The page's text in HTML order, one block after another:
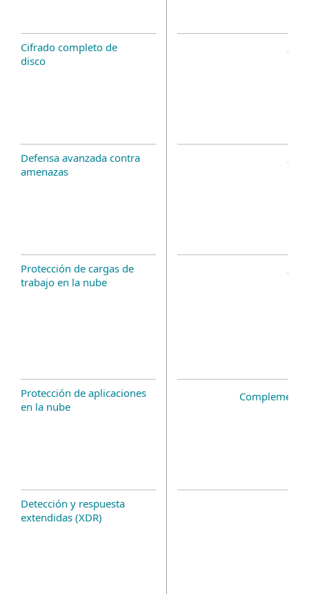
Cifrado completo de
disco
Defensa avanzada contra
amenazas
Protección de cargas de
trabajo en la nube
Protección de aplicaciones
en la nube
Detección y respuesta
extendidas (XDR)